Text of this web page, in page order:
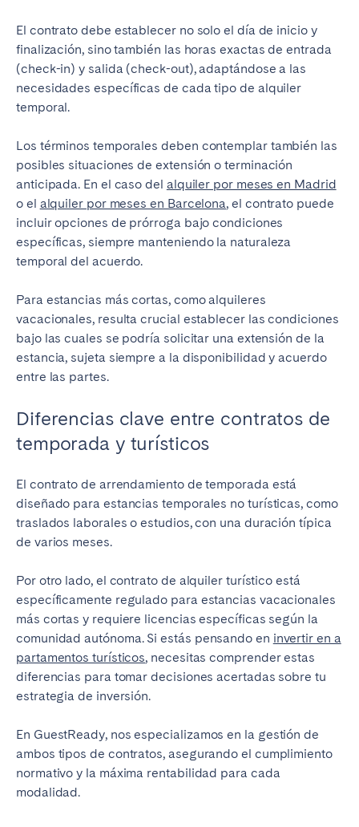
El contrato debe establecer no solo el día de inicio y
finalización, sino también las horas exactas de entrada
(check-in) y salida (check-out), adaptándose a las
necesidades específicas de cada tipo de alquiler
temporal.
Los términos temporales deben contemplar también las
posibles situaciones de extensión o terminación
anticipada. En el caso del alquiler por meses en Madrid
o el alquiler por meses en Barcelona, el contrato puede
incluir opciones de prórroga bajo condiciones
específicas, siempre manteniendo la naturaleza
temporal del acuerdo.
Para estancias más cortas, como alquileres
vacacionales, resulta crucial establecer las condiciones
bajo las cuales se podría solicitar una extensión de la
estancia, sujeta siempre a la disponibilidad y acuerdo
entre las partes.
Diferencias clave entre contratos de
temporada y turísticos
El contrato de arrendamiento de temporada está
diseñado para estancias temporales no turísticas, como
traslados laborales o estudios, con una duración típica
de varios meses.
Por otro lado, el contrato de alquiler turístico está
específicamente regulado para estancias vacacionales
más cortas y requiere licencias específicas según la
comunidad autónoma. Si estás pensando en invertir en a
partamentos turísticos, necesitas comprender estas
diferencias para tomar decisiones acertadas sobre tu
estrategia de inversión.
En GuestReady, nos especializamos en la gestión de
ambos tipos de contratos, asegurando el cumplimiento
normativo y la máxima rentabilidad para cada
modalidad.